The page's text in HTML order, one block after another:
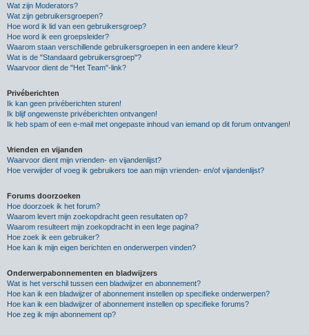
Wat zijn Moderators?
Wat zijn gebruikersgroepen?
Hoe word ik lid van een gebruikersgroep?
Hoe word ik een groepsleider?
Waarom staan verschillende gebruikersgroepen in een andere kleur?
Wat is de "Standaard gebruikersgroep"?
Waarvoor dient de "Het Team"-link?
Privéberichten
Ik kan geen privéberichten sturen!
Ik blijf ongewenste privéberichten ontvangen!
Ik heb spam of een e-mail met ongepaste inhoud van iemand op dit forum ontvangen!
Vrienden en vijanden
Waarvoor dient mijn vrienden- en vijandenlijst?
Hoe verwijder of voeg ik gebruikers toe aan mijn vrienden- en/of vijandenlijst?
Forums doorzoeken
Hoe doorzoek ik het forum?
Waarom levert mijn zoekopdracht geen resultaten op?
Waarom resulteert mijn zoekopdracht in een lege pagina?
Hoe zoek ik een gebruiker?
Hoe kan ik mijn eigen berichten en onderwerpen vinden?
Onderwerpabonnementen en bladwijzers
Wat is het verschil tussen een bladwijzer en abonnement?
Hoe kan ik een bladwijzer of abonnement instellen op specifieke onderwerpen?
Hoe kan ik een bladwijzer of abonnement instellen op specifieke forums?
Hoe zeg ik mijn abonnement op?